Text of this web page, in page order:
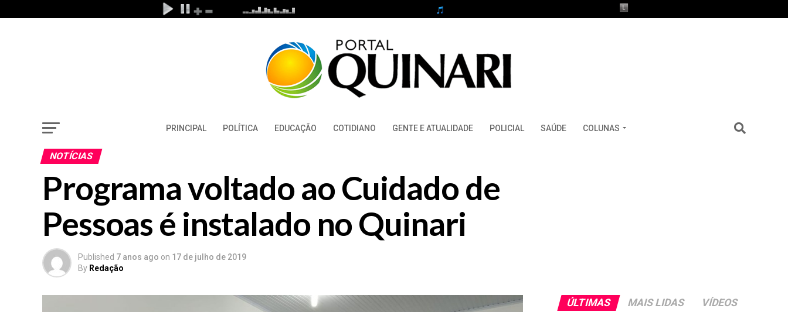
PRINCIPAL POLÍTICA EDUCAÇÃO COTIDIANO GENTE E ATUALIDADE POLICIAL SAÚDE COLUNAS
NOTÍCIAS
Programa voltado ao Cuidado de
Pessoas é instalado no Quinari
Published 7 anos ago on 17 de julho de 2019
By Redação
ÚLTIMAS MAIS LIDAS VÍDEOS